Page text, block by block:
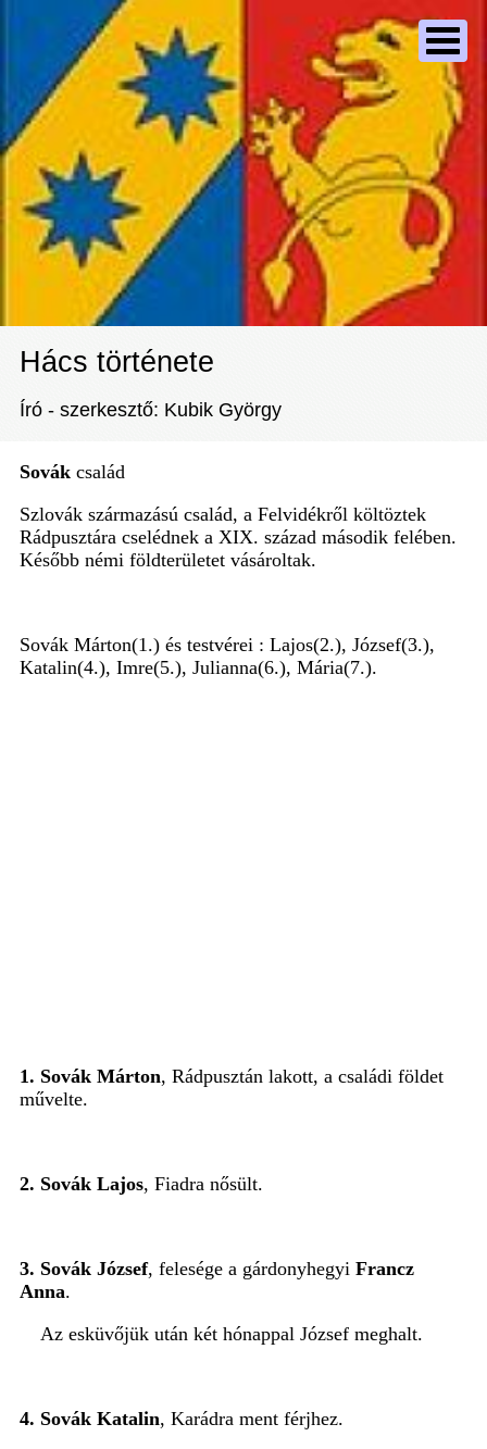
Hács története
Író - szerkesztő: Kubik György
Sovák család
Szlovák származású család, a Felvidékről költöztek
Rádpusztára cselédnek a XIX. század második felében.
Később némi földterületet vásároltak.
Sovák Márton(1.) és testvérei : Lajos(2.), József(3.),
Katalin(4.), Imre(5.), Julianna(6.), Mária(7.).
1. Sovák Márton, Rádpusztán lakott, a családi földet
művelte.
2. Sovák Lajos, Fiadra nősült.
3. Sovák József, felesége a gárdonyhegyi Francz
Anna.
Az esküvőjük után két hónappal József meghalt.
4. Sovák Katalin, Karádra ment férjhez.